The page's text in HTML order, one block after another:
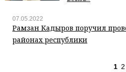
07.05.2022
Рамзан Кадыров поручил
районах республики
1 2